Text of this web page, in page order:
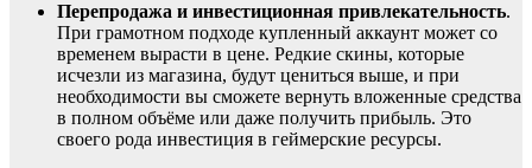
Перепродажа и инвестиционная привлекательность.
При грамотном подходе купленный аккаунт может со
временем вырасти в цене. Редкие скины, которые
исчезли из магазина, будут цениться выше, и при
необходимости вы сможете вернуть вложенные средства
в полном объёме или даже получить прибыль. Это
своего рода инвестиция в геймерские ресурсы.